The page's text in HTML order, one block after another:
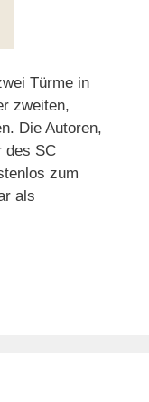
Türme in
zweiten,
Die Autoren,
des SC
zum
als